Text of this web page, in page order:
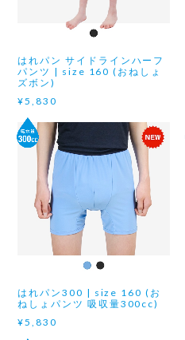
はれパン サイドラインハーフ
パンツ | size 160 (おねしょ
ズボン)
¥5,830
はれパン300 | size 160 (お
ねしょパンツ 吸収量300cc)
¥5,830